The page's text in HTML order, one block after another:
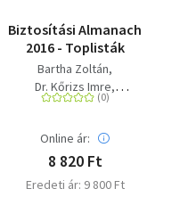
Biztosítási Almanach
2016 - Toplisták
Bartha Zoltán
Dr. Kőrizs Imre
Dr. Szüts Ágnes
Online ár:
8 820 Ft
Eredeti ár: 9 800 Ft